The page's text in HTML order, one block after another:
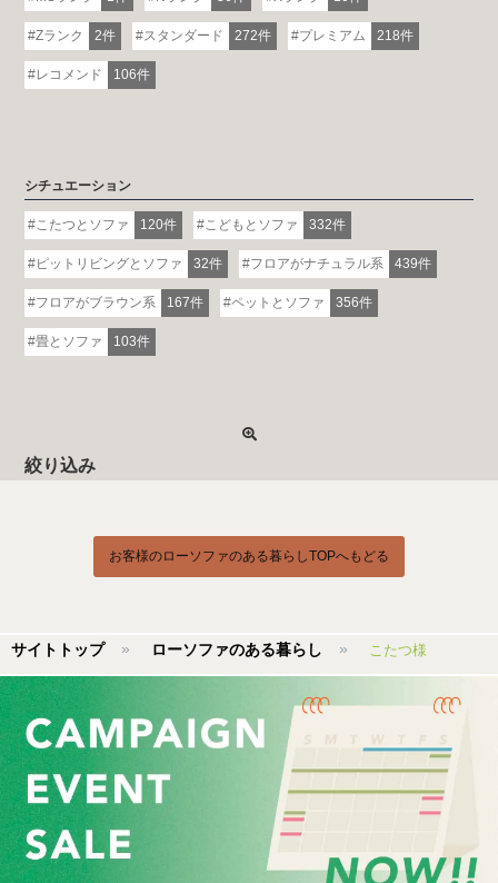
Zランク 2件 スタンダード 272件 プレミアム 218件
レコメンド 106件
シチュエーション
こたつとソファ 120件 こどもとソファ 332件
ピットリビングとソファ 32件 フロアがナチュラル系 439件
フロアがブラウン系 167件 ペットとソファ 356件
畳とソファ 103件
絞り込み
お客様のローソファのある暮らしTOPへもどる
サイトトップ ローソファのある暮らし こたつ様